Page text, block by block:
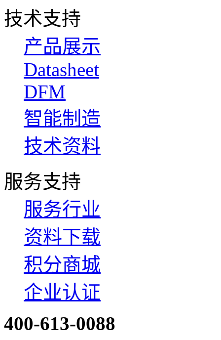
技术支持
产品展示
Datasheet
DFM
智能制造
技术资料
服务支持
服务行业
资料下载
积分商城
企业认证
400-613-0088